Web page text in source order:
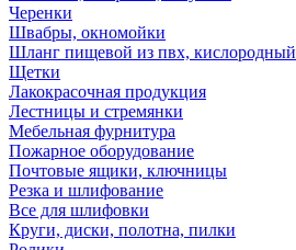
Черенки
Швабры, окномойки
Шланг пищевой из пвх, кислородный
Щетки
Лакокрасочная продукция
Лестницы и стремянки
Мебельная фурнитура
Пожарное оборудование
Почтовые ящики, ключницы
Резка и шлифование
Все для шлифовки
Круги, диски, полотна, пилки